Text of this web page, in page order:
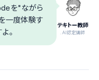
テキトー教師
.AI認定講師
を"ながら
一度体験す
。